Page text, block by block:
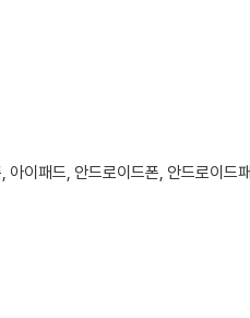
이패드, 안드로이드폰, 안드로이